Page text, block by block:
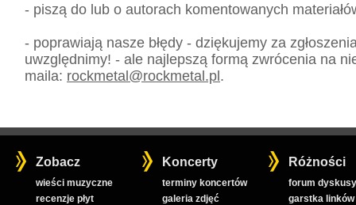
- piszą do lub o autorach komentowanych
- poprawiają nasze błędy - dziękujemy za
uwzględnimy! - ale najlepszą formą zwrócenia na
maila: rockmetal@rockmetal.pl.
Zobacz
wieści muzyczne
recenzje płyt
Koncerty
terminy koncertów
galeria zdjęć
Różności
forum
garstka linków